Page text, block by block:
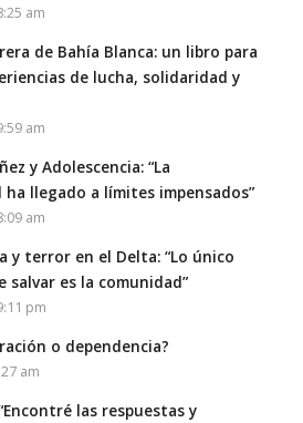
am
de Bahía Blanca: un libro para
de lucha, solidaridad y
am
y Adolescencia: “La
llegado a límites impensados”
am
y terror en el Delta: “Lo único
salvar es la comunidad”
pm
o dependencia?
am
las respuestas y